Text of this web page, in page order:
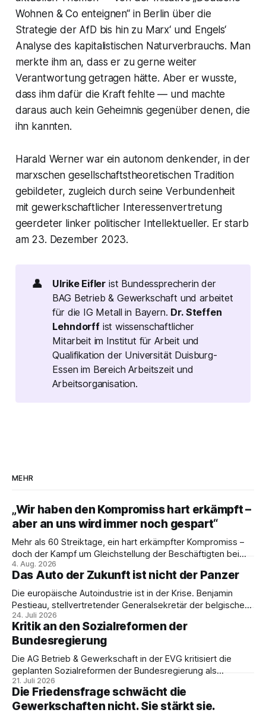
Wohnen & Co enteignen“ in Berlin über die
Strategie der AfD bis hin zu Marx‘ und Engels‘
Analyse des kapitalistischen Naturverbrauchs. Man
merkte ihm an, dass er zu gerne weiter
Verantwortung getragen hätte. Aber er wusste,
dass ihm dafür die Kraft fehlte — und machte
daraus auch kein Geheimnis gegenüber denen, die
ihn kannten.
Harald Werner war ein autonom denkender, in der
marxschen gesellschaftstheoretischen Tradition
gebildeter, zugleich durch seine Verbundenheit
mit gewerkschaftlicher Interessenvertretung
geerdeter linker politischer Intellektueller. Er starb
am 23. Dezember 2023.
👤 Ulrike Eifler ist Bundessprecherin der
BAG Betrieb & Gewerkschaft und arbeitet
für die IG Metall in Bayern. Dr. Steffen
Lehndorffist wissenschaftlicher
Mitarbeit im Institut für Arbeit und
Qualifikation der Universität Duisburg-
Essen im Bereich Arbeitszeit und
Arbeitsorganisation.
MEHR
„Wir haben den Kompromiss hart erkämpft –
aber an uns wird immer noch gespart“
Mehr als 60 Streiktage, ein hart erkämpfter Kompromiss –
doch der Kampf um Gleichstellung der Beschäftigten bei
den Vivantes-Töchtern geht weiter. Im Gespräch mit Julia-
C. Stange zieht Nicodem Tomkowiak Bilanz des
Erzwingungsstreiks und formuliert klare Erwartungen an die
Politik.
4. Aug. 2026
Das Auto der Zukunft ist nicht der Panzer
Die europäische Autoindustrie ist in der Krise. Benjamin
Pestieau, stellvertretender Generalsekretär der belgischen
PTB, zeigt, warum das kein technisches Schicksal ist – und
weshalb die Antwort nicht Aufrüstung, sondern eine
demokratische Industriepolitik im Interesse der
Beschäftigten sein muss.
24. Juli 2026
Kritik an den Sozialreformen der
Bundesregierung
Die AG Betrieb & Gewerkschaft in der EVG kritisiert die
geplanten Sozialreformen der Bundesregierung als
Belastung für Beschäftigte und Sozialstaat. In ihrer
Stellungnahme fordert sie Umverteilung, Investitionen und
gemeinsamen gewerkschaftlichen Widerstand gegen
21. Juli 2026
Die Friedensfrage schwächt die
Gewerkschaften nicht. Sie stärkt sie.